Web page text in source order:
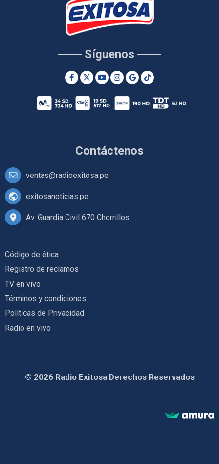
Contáctenos
ventas@radioexitosa.pe
exitosanoticias.pe
Av. Guardia Civil 670 Chorrillos
Síguenos
Código de ética
Registro de reclamos
TV en vivo
Términos y condiciones
Políticas de Privacidad
Radio en vivo
© 2026 Radio Exitosa Derechos Reservados